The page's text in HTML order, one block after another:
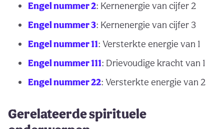
Engel nummer 2: Kernenergie van cijfer 2
Engel nummer 3: Kernenergie van cijfer 3
Engel nummer 11: Versterkte energie van 1
Engel nummer 111: Drievoudige kracht van 1
Engel nummer 22: Versterkte energie van 2
Gerelateerde spirituele